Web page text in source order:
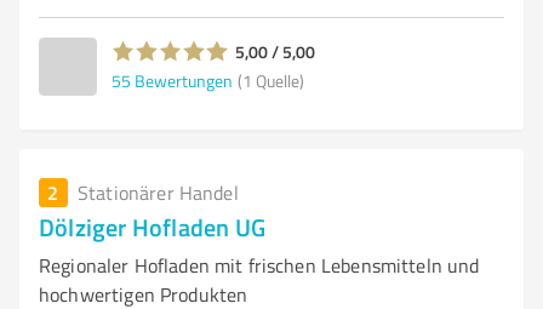
5,00 / 5,00
55 Bewertungen (1 Quelle)
2 Stationärer Handel
Dölziger Hofladen UG
Regionaler Hofladen mit frischen Lebensmitteln und
hochwertigen Produkten